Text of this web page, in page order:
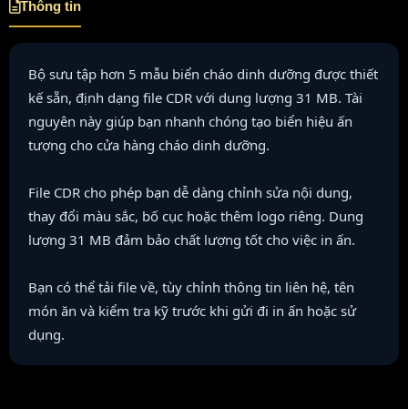
Thông tin
Bộ sưu tập hơn 5 mẫu biển cháo dinh dưỡng được thiết
kế sẵn, định dạng file CDR với dung lượng 31 MB. Tài
nguyên này giúp bạn nhanh chóng tạo biển hiệu ấn
tượng cho cửa hàng cháo dinh dưỡng.
File CDR cho phép bạn dễ dàng chỉnh sửa nội dung,
thay đổi màu sắc, bố cục hoặc thêm logo riêng. Dung
lượng 31 MB đảm bảo chất lượng tốt cho việc in ấn.
Bạn có thể tải file về, tùy chỉnh thông tin liên hệ, tên
món ăn và kiểm tra kỹ trước khi gửi đi in ấn hoặc sử
dụng.